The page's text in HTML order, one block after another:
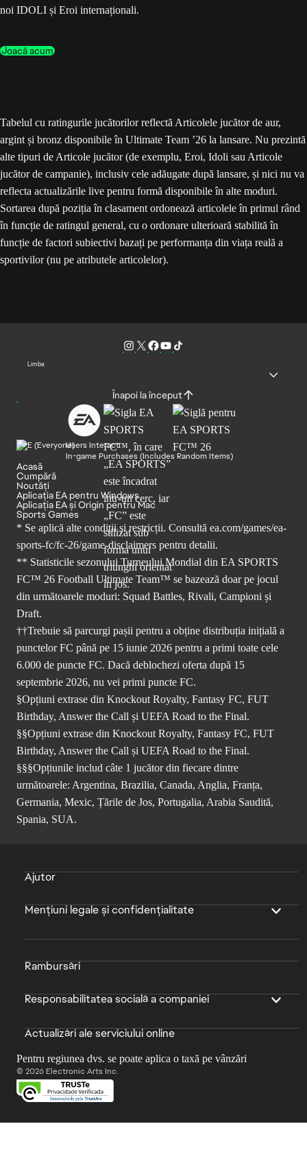
noi IDOLI și Eroi internaționali.
Joacă acum
Tabelul cu ratingurile jucătorilor reflectă Articolele jucător de aur,
argint și bronz disponibile în Ultimate Team ’26 la lansare. Nu prezintă
alte tipuri de Articole jucător (de exemplu, Eroi, Idoli sau Articole
jucător de campanie), inclusiv cele adăugate după lansare, și nici nu va
reflecta actualizările live pentru formă disponibile în alte moduri.
Sortarea după poziția în clasament ordonează articolele în primul rând
în funcție de ratingul general, cu o ordonare ulterioară stabilită în
funcție de factori subiectivi bazați pe performanța din viața reală a
sportivilor (nu pe atributele articolelor).
Limba
Înapoi la început
Users Interact
In-game Purchases (Includes Random Items)
Acasă
Cumpără
Noutăți
Aplicația EA pentru Windows
Aplicația EA și Origin pentru Mac
Sports Games
* Se aplică alte condiții și restricții. Consultă ea.com/games/ea-
sports-fc/fc-26/game-disclaimers pentru detalii.
** Statisticile sezonului Turneului Mondial din EA SPORTS
FC™ 26 Football Ultimate Team™ se bazează doar pe jocul
din următoarele moduri: Squad Battles, Rivali, Campioni și
Draft.
††Trebuie să parcurgi pașii pentru a obține distribuția inițială a
punctelor FC până pe 15 iunie 2026 pentru a primi toate cele
6.000 de puncte FC. Dacă deblochezi oferta după 15
septembrie 2026, nu vei primi puncte FC.
§Opțiuni extrase din Knockout Royalty, Fantasy FC, FUT
Birthday, Answer the Call și UEFA Road to the Final.
§§Opțiuni extrase din Knockout Royalty, Fantasy FC, FUT
Birthday, Answer the Call și UEFA Road to the Final.
§§§Opțiunile includ câte 1 jucător din fiecare dintre
următoarele: Argentina, Brazilia, Canada, Anglia, Franța,
Germania, Mexic, Țările de Jos, Portugalia, Arabia Saudită,
Spania, SUA.
Ajutor
Mențiuni legale și confidențialitate
Rambursări
Responsabilitatea socială a companiei
Actualizări ale serviciului online
Pentru regiunea dvs. se poate aplica o taxă pe vânzări
© 2026 Electronic Arts Inc.